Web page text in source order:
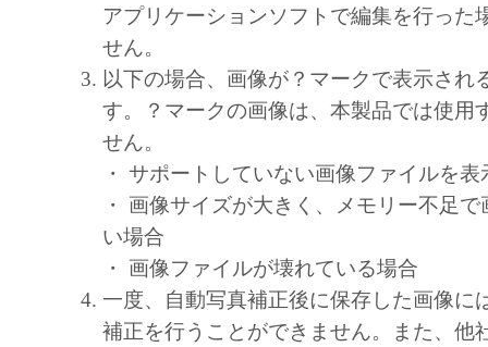
しません。
キヤノン、キヤノンマーケティングジ
よびキヤノンのライセンサーは、本ソ
に付随または関連して生ずる直接的ま
失、損害等について、いかなる場合に
任を負いません。
ユーザーは、日本国政府または該当国
許可等を得ることなしに、本ソフトウ
一部を、直接または間接に輸出しては
アプリケーションソフトで編集を行った
せん。
以下の場合、画像が？マークで表示され
す。？マークの画像は、本製品では使用
せん。
・ サポートしていない画像ファイルを
・ 画像サイズが大きく、メモリー不足
い場合
・ 画像ファイルが壊れている場合
一度、自動写真補正後に保存した画像に
補正を行うことができません。また、他